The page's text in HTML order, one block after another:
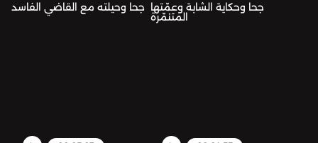
جحا وحيلته مع القاضي الفاسد جحا وحكاية الشابة وعمّتها
المتنمّرة